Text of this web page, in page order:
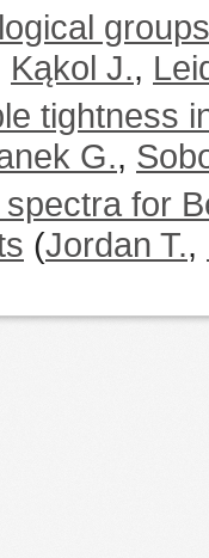
Kąkol J.,
tightness
G.,
for
(Jordan T.,